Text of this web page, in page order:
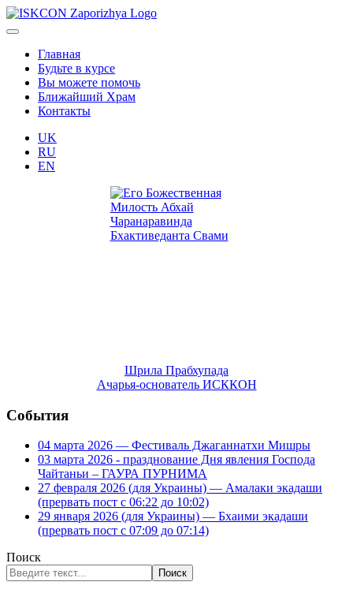
Главная
Будьте в курсе
Вы можете помочь
Ближайший Храм
Контакты
UK
RU
EN
Шрила Прабхупада
Ачарья-основатель ИСККОН
События
04 марта 2026 — Фестиваль Джаганнатхи Мишры
03 марта 2026 - празднование Дня явления Господа
Чайтаньи – ГАУРА ПУРНИМА
27 февраля 2026 (для Украины) — Амалаки экадаши
(прервать пост с 06:22 до 10:02)
29 января 2026 (для Украины) — Бхаими экадаши
(прервать пост с 07:09 до 07:14)
Поиск
Поиск